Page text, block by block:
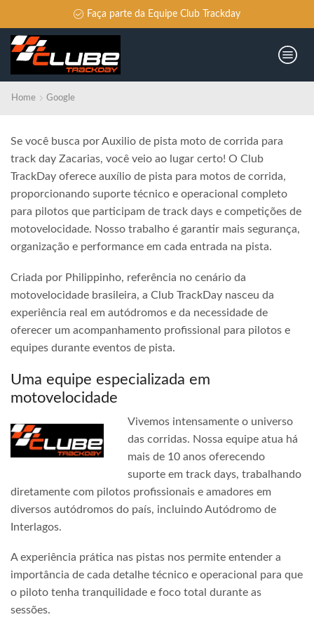
Faça parte da Equipe Club Trackday
Home Google
Se você busca por Auxilio de pista moto de corrida para
track day Zacarias, você veio ao lugar certo! O Club
TrackDay oferece auxílio de pista para motos de corrida,
proporcionando suporte técnico e operacional completo
para pilotos que participam de track days e competições de
motovelocidade. Nosso trabalho é garantir mais segurança,
organização e performance em cada entrada na pista.
Criada por Philippinho, referência no cenário da
motovelocidade brasileira, a Club TrackDay nasceu da
experiência real em autódromos e da necessidade de
oferecer um acompanhamento profissional para pilotos e
equipes durante eventos de pista.
Uma equipe especializada em
motovelocidade
Vivemos intensamente o universo
das corridas. Nossa equipe atua há
mais de 10 anos oferecendo
suporte em track days, trabalhando
diretamente com pilotos profissionais e amadores em
diversos autódromos do país, incluindo Autódromo de
Interlagos.
A experiência prática nas pistas nos permite entender a
importância de cada detalhe técnico e operacional para que
o piloto tenha tranquilidade e foco total durante as
sessões.